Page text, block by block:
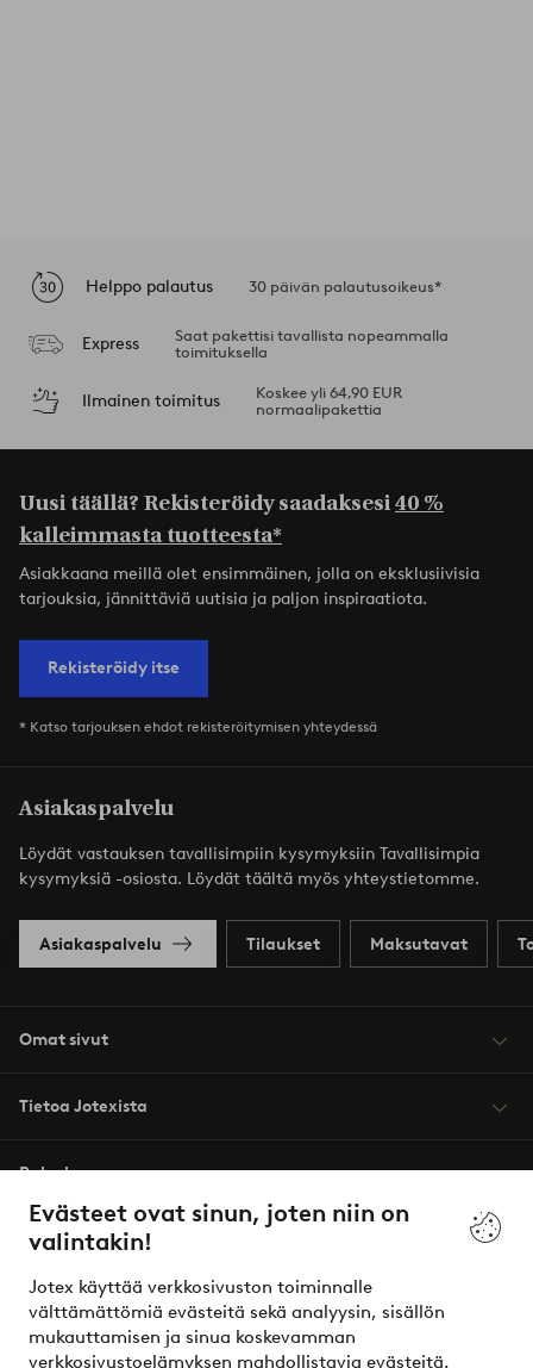
Evästeet ovat sinun, joten niin on
valintakin!
Jotex käyttää verkkosivuston toiminnalle
välttämättömiä evästeitä sekä analyysin, sisällön
mukauttamisen ja sinua koskevamman
verkkosivustoelämyksen mahdollistavia evästeitä.
Helppo palautus 30 päivän palautusoikeus*
Express
Saat pakettisi tavallista nopeammalla
toimituksella
Ilmainen toimitus
Koskee yli 64,90 EUR
normaalipakettia
Uusi täällä? Rekisteröidy saadaksesi40 %
kalleimmasta tuotteesta*
Asiakkaana meillä olet ensimmäinen, jolla on eksklusiivisia
tarjouksia, jännittäviä uutisia ja paljon inspiraatiota.
Rekisteröidy itse
* Katso tarjouksen ehdot rekisteröitymisen yhteydessä
Asiakaspalvelu
Löydät vastauksen tavallisimpiin kysymyksiin Tavallisimpia
kysymyksiä -osiosta. Löydät täältä myös yhteystietomme.
Asiakaspalvelu Tilaukset Maksutavat
Omat sivut
Tietoa Jotexista
Palvelumme
Ehdot
Ystävät